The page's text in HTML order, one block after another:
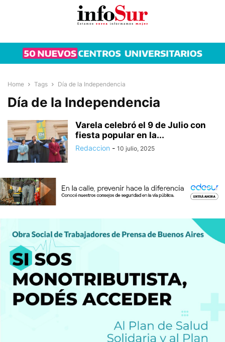
Home Tags Día de la Independencia
Día de la Independencia
Varela celebró el 9 de Julio con
fiesta popular en la...
Redaccion - 10 julio, 2025